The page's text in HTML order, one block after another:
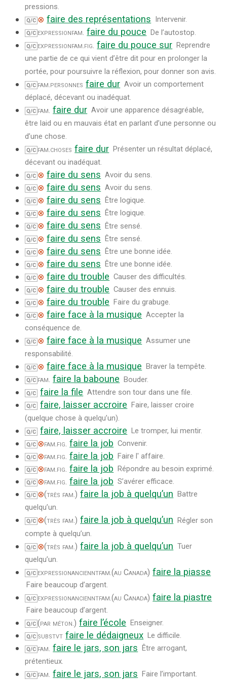
pressions.
Q/C ⊗ faire des représentations Intervenir.
Q/C expressionfam. faire du pouce De l’autostop.
Q/C expressionfam. fig. faire du pouce sur Reprendre
une partie de ce qui vient d’être dit pour en prolonger la
portée, pour poursuivre la réflexion, pour donner son avis.
Q/C fam. personnes faire dur Avoir un comportement
déplacé, décevant ou inadéquat.
Q/C fam. faire dur Avoir une apparence désagréable,
être laid ou en mauvais état en parlant d’une personne ou
d’une chose.
Q/C fam.choses faire dur Présenter un résultat déplacé,
décevant ou inadéquat.
Q/C ⊗ faire du sens Avoir du sens.
Q/C ⊗ faire du sens Avoir du sens.
Q/C ⊗ faire du sens Être logique.
Q/C ⊗ faire du sens Être logique.
Q/C ⊗ faire du sens Être sensé.
Q/C ⊗ faire du sens Être sensé.
Q/C ⊗ faire du sens Être une bonne idée.
Q/C ⊗ faire du sens Être une bonne idée.
Q/C ⊗ faire du trouble Causer des difficultés.
Q/C ⊗ faire du trouble Causer des ennuis.
Q/C ⊗ faire du trouble Faire du grabuge.
Q/C ⊗ faire face à la musique Accepter la
conséquence de.
Q/C ⊗ faire face à la musique Assumer une
responsabilité.
Q/C ⊗ faire face à la musique Braver la tempête.
Q/C fam. faire la baboune Bouder.
Q/C faire la file Attendre son tour dans une file.
Q/C faire, laisser accroire Faire, laisser croire
(quelque chose à quelqu’un).
Q/C faire, laisser accroire Le tromper, lui mentir.
Q/C ⊗fam.fig. faire la job Convenir.
Q/C ⊗fam.fig. faire la job Faire l' affaire.
Q/C ⊗fam.fig. faire la job Répondre au besoin exprimé.
Q/C ⊗fam.fig. faire la job S’avérer efficace.
Q/C ⊗(très fam.) faire la job à quelqu’un
Battre
quelqu’un.
Q/C ⊗(très fam.) faire la job à quelqu’un Régler son
compte à quelqu’un.
Q/C ⊗(très fam.) faire la job à quelqu’un Tuer
quelqu’un.
Q/C expressionancienntfam.(au Canada) faire la piasse
Faire beaucoup d’argent.
Q/C expressionancienntfam.(au Canada) faire la piastre
Faire beaucoup d’argent.
Q/C (par méton.) faire l’école Enseigner.
Q/C substvt faire le dédaigneux Le difficile.
Q/C fam. faire le jars, son jars Être arrogant,
prétentieux.
Q/C fam. faire le jars, son jars Faire l’important.